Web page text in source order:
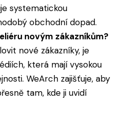
systematickou
obchodní dopad.
novým zákazníkům?
nové zákazníky, je
která mají vysokou
WeArch zajišťuje, aby
tam, kde ji uvidí